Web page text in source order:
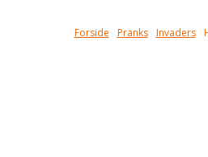
Forside Pranks Invaders